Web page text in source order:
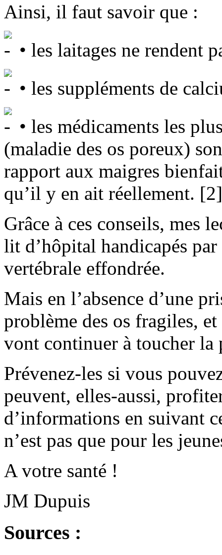
Ainsi, il faut savoir que :
• les laitages ne rendent
• les suppléments de
• les médicaments les
(maladie des os poreux)
rapport aux maigres
qu’il y en ait réellement. [2]
Grâce à ces conseils, mes
lit d’hôpital handicapés
vertébrale effondrée.
Mais en l’absence d’une
problème des os fragiles,
vont continuer à toucher la
Prévenez-les si vous
peuvent, elles-aussi,
d’informations en suivant
n’est pas que pour les
A votre santé !
JM Dupuis
Sources :